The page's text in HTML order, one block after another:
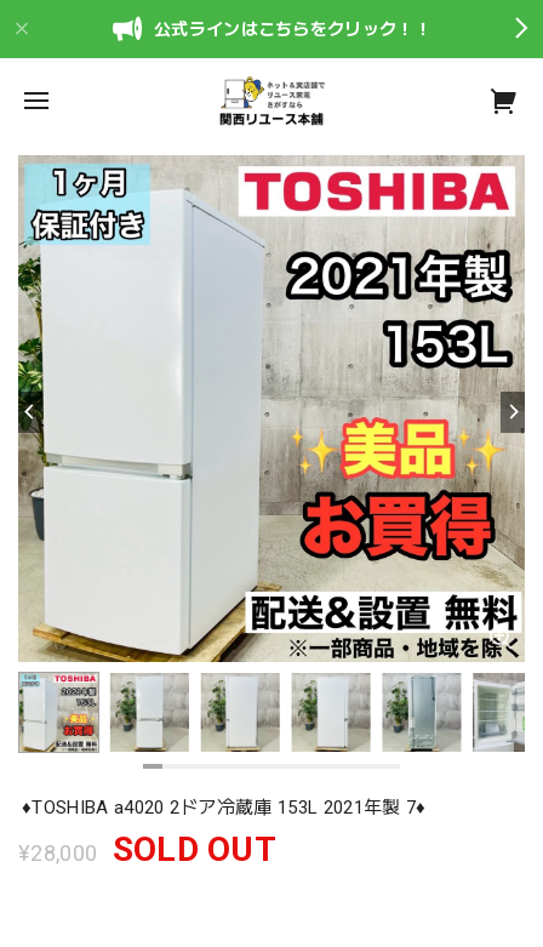
公式ラインはこちらをクリック！！
♦️TOSHIBA a4020 2ドア冷蔵庫 153L 2021年製 7♦️
¥28,000 SOLD OUT